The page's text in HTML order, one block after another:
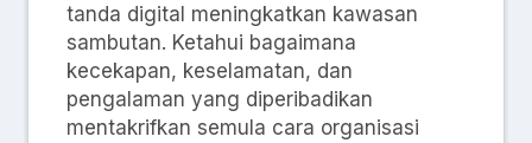
tanda digital meningkatkan kawasan
sambutan. Ketahui bagaimana
kecekapan, keselamatan, dan
pengalaman yang diperibadikan
mentakrifkan semula cara organisasi